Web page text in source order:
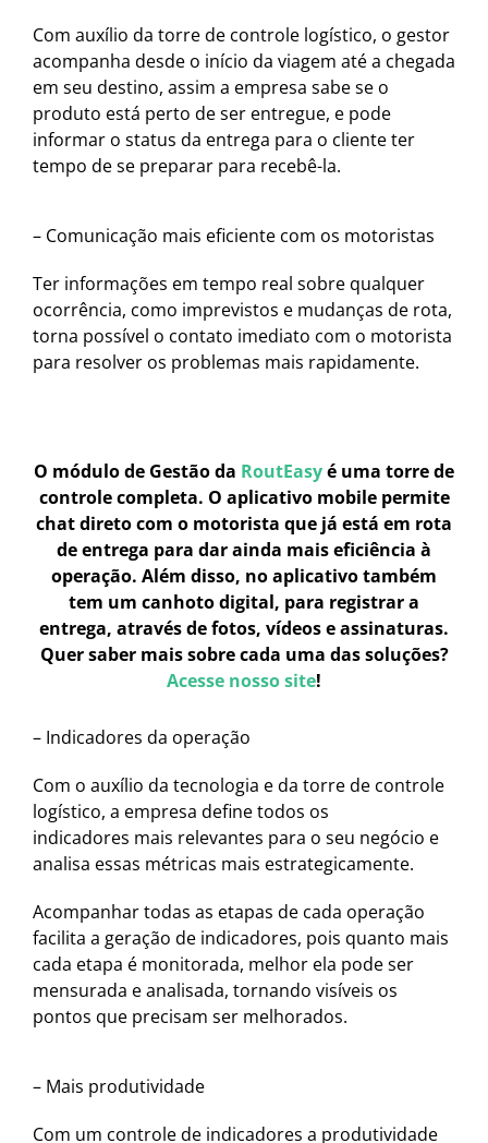
Com auxílio da torre de controle logístico, o gestor
acompanha desde o início da viagem até a chegada
em seu destino, assim a empresa sabe se o
produto está perto de ser entregue, e pode
informar o status da entrega para o cliente ter
tempo de se preparar para recebê-la.
– Comunicação mais eficiente com os motoristas
Ter informações em tempo real sobre qualquer
ocorrência, como imprevistos e mudanças de rota,
torna possível o contato imediato com o motorista
para resolver os problemas mais rapidamente.
O módulo de Gestão da RoutEasyé uma torre de
controle completa. O aplicativo mobile permite
chat direto com o motorista que já está em rota
de entrega para dar ainda mais eficiência à
operação. Além disso, no aplicativo também
tem um canhoto digital, para registrar a
entrega, através de fotos, vídeos e assinaturas.
Quer saber mais sobre cada uma das soluções?
Acesse nosso site!
– Indicadores da operação
Com o auxílio da tecnologia e da torre de controle
logístico, a empresa define todos os
indicadores mais relevantes para o seu negócio e
analisa essas métricas mais estrategicamente.
Acompanhar todas as etapas de cada operação
facilita a geração de indicadores, pois quanto mais
cada etapa é monitorada, melhor ela pode ser
mensurada e analisada, tornando visíveis os
pontos que precisam ser melhorados.
– Mais produtividade
Com um controle de indicadores a produtividade